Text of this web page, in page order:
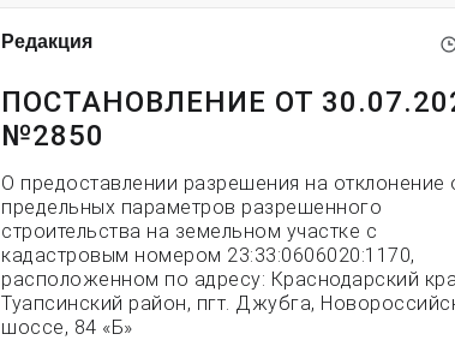
Редакция
ПОСТАНОВЛЕНИЕ ОТ
№2850
О предоставлении разрешения на отклонение
предельных параметров разрешенного
строительства на земельном участке с
кадастровым номером 23:33:0606020:1170,
расположенном по адресу: Краснодарский
Туапсинский район, пгт. Джубга,
шоссе, 84 «Б»